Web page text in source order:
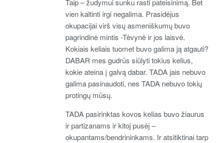
Taip – žudymui sunku rasti pateisinimą. Bet
vien kaltinti irgi negalima. Prasidėjus
okupacijai virš visų asmeniškumų buvo
pagrindinė mintis -Tėvynė ir jos laisvė.
Kokiais keliais tuomet buvo galima ją atgauti?
DABAR mes gudrūs siūlyti tokius kelius,
kokie ateina į galvą dabar. TADA jais nebuvo
galima pasinaudoti, nes TADA nebuvo tokių
protingų mūsų.
TADA pasirinktas kovos kelias buvo žiaurus
ir partizanams ir kitoj pusėj –
okupantams/bendrininkams. Ir atsitiktinai tarp